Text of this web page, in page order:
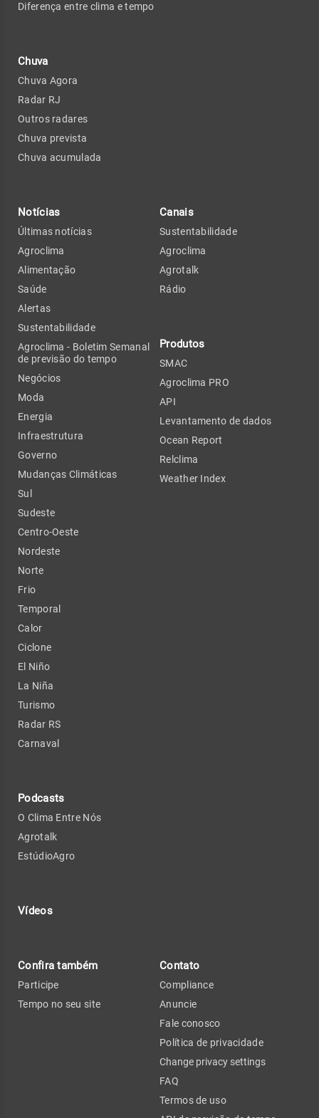
Diferença entre clima e tempo
Chuva
Chuva Agora
Radar RJ
Outros radares
Chuva prevista
Chuva acumulada
Notícias
Últimas notícias
Agroclima
Alimentação
Saúde
Alertas
Sustentabilidade
Agroclima - Boletim Semanal
de previsão do tempo
Negócios
Moda
Energia
Infraestrutura
Governo
Mudanças Climáticas
Sul
Sudeste
Centro-Oeste
Nordeste
Norte
Frio
Temporal
Calor
Ciclone
El Niño
La Niña
Turismo
Radar RS
Carnaval
Podcasts
O Clima Entre Nós
Agrotalk
EstúdioAgro
Vídeos
Canais
Sustentabilidade
Agroclima
Agrotalk
Rádio
Produtos
SMAC
Agroclima PRO
API
Levantamento de dados
Ocean Report
Relclima
Weather Index
Confira também
Participe
Tempo no seu site
Contato
Compliance
Anuncie
Fale conosco
Política de privacidade
Change privacy settings
FAQ
Termos de uso